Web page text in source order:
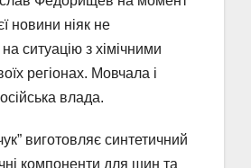
новини ніяк не
ситуацію з хімічними
регіонах. Мовчала і
влада.
виготовляє синтетичний
компоненти для шин та